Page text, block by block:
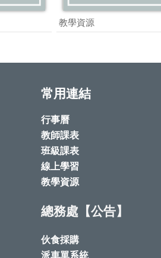
教學資源
常用連結
行事曆
教師課表
班級課表
線上學習
教學資源
總務處【公告】
伙食採購
派車單系統